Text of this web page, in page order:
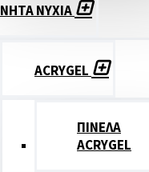
ΝΥΧΙΑ
ACRYGEL
ΠΙΝΕΛΑ
ACRYGEL